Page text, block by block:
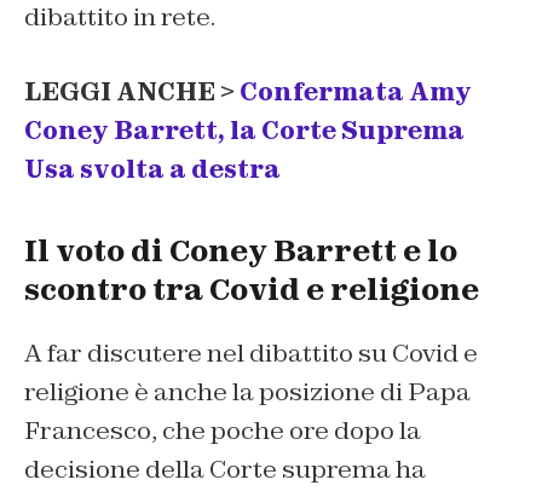
dibattito in rete.
LEGGI ANCHE > Confermata Amy
Coney Barrett, la Corte Suprema
Usa svolta a destra
Il voto di Coney Barrett e lo
scontro tra Covid e religione
A far discutere nel dibattito su Covid e
religione è anche la posizione di Papa
Francesco, che poche ore dopo la
decisione della Corte suprema ha